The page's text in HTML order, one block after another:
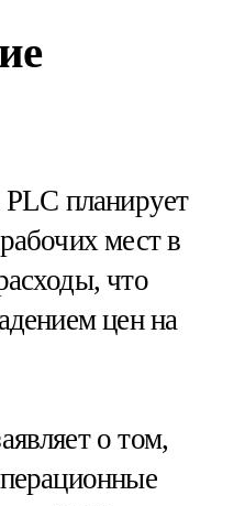
планирует
мест в
что
цен на
о том,